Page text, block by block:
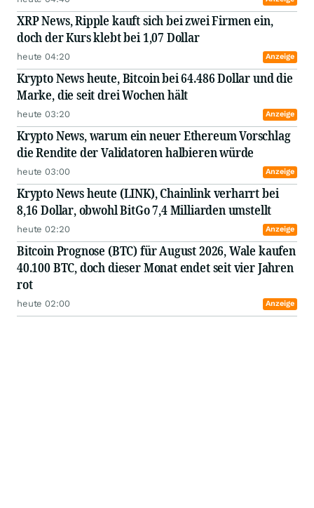
XRP News, Ripple kauft sich bei zwei Firmen ein,
doch der Kurs klebt bei 1,07 Dollar
heute 04:20 Anzeige
Krypto News heute, Bitcoin bei 64.486 Dollar und die
Marke, die seit drei Wochen hält
heute 03:20 Anzeige
Krypto News, warum ein neuer Ethereum Vorschlag
die Rendite der Validatoren halbieren würde
heute 03:00 Anzeige
Krypto News heute (LINK), Chainlink verharrt bei
8,16 Dollar, obwohl BitGo 7,4 Milliarden umstellt
heute 02:20 Anzeige
Bitcoin Prognose (BTC) für August 2026, Wale kaufen
40.100 BTC, doch dieser Monat endet seit vier Jahren
rot
heute 02:00 Anzeige